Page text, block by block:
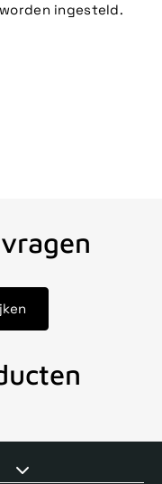
ingesteld.
Echte winkel +35